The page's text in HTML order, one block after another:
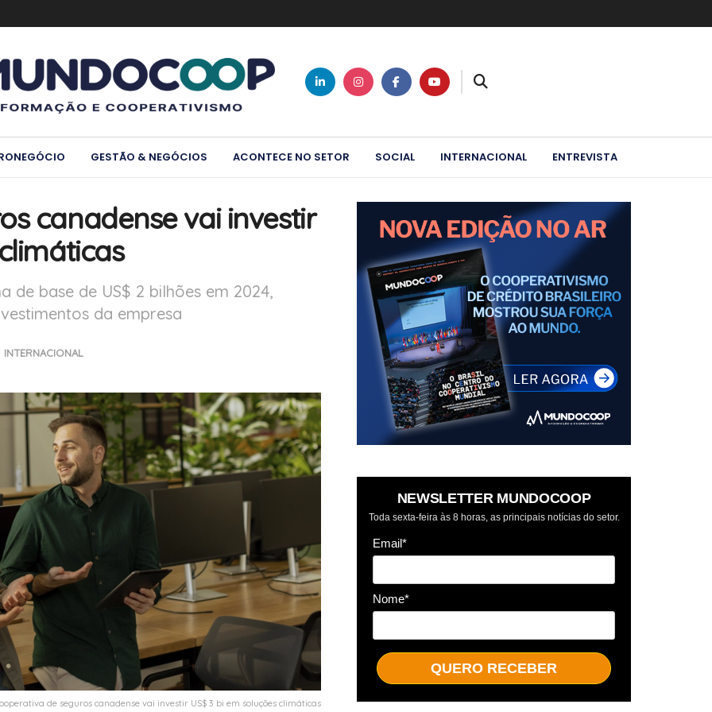
GESTÃO & NEGÓCIOS ACONTECE NO SETOR SOCIAL INTERNACIONAL ENTREVISTA
canadense vai investir
de base de US$ 2 bilhões em 2024,
da empresa
INTERNACIONAL
de seguros canadense vai investir US$ 3 bi em soluções climáticas
NEWSLETTER MUNDOCOOP
Toda sexta-feira às 8 horas, as principais notícias do setor.
Email*
Nome*
QUERO RECEBER